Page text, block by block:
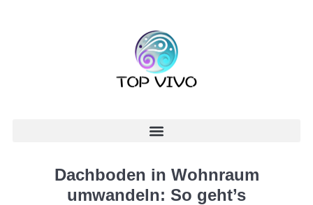
Dachboden in Wohnraum
umwandeln: So geht’s